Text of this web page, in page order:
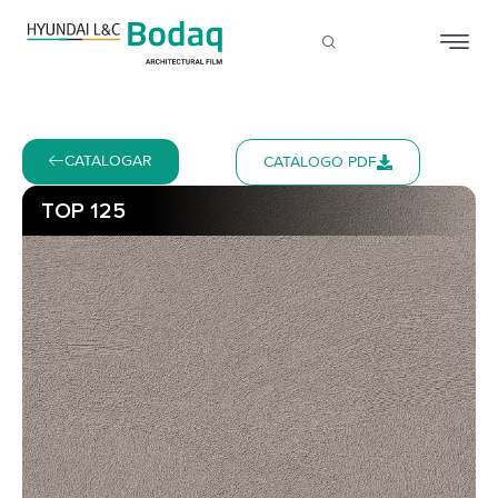
CATALOGAR CATÁLOGO PDF
TOP 125